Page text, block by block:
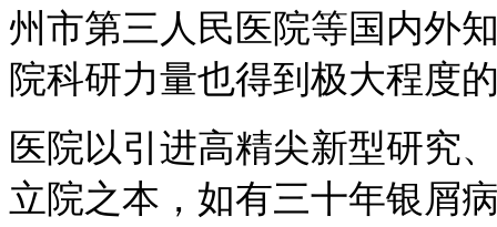
州市第三人民医院等国内外
院科研力量也得到极大程度
医院以引进高精尖新型研究
立院之本，如有三十年银屑